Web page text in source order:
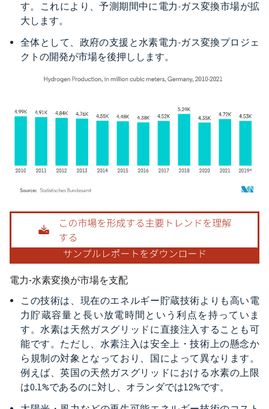
す。これにより、予測期間中に電力-ガス変換市場が拡
大します。
全体として、政府の支援と水素電力-ガス変換プロジェ
クトの開発が市場を後押しします。
画像 © Mordor Intelligence。再利用にはCC BY 4.0の表示が必要です。
電力-水素変換が市場を支配
この技術は、現在のエネルギー貯蔵技術よりも高い電
力貯蔵容量と長い放電時間という利点を持っていま
す。水素は天然ガスグリッドに直接注入することも可
能です。ただし、水素注入は安全上・技術上の懸念か
ら規制の対象となっており、国によって異なります。
例えば、英国の天然ガスグリッドにおける水素の上限
は0.1%であるのに対し、オランダでは12%です。